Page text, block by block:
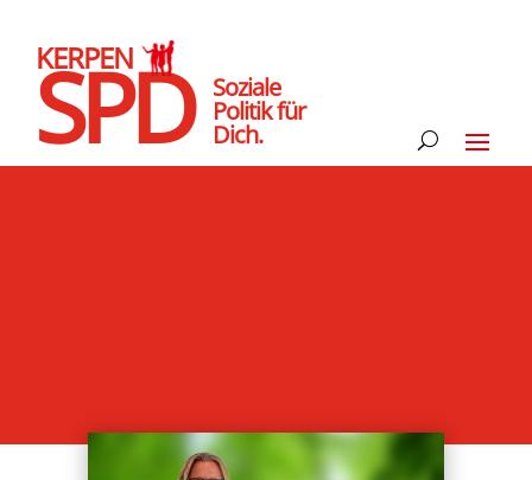
SPD
KERPEN
Soziale
Politik für
Dich.